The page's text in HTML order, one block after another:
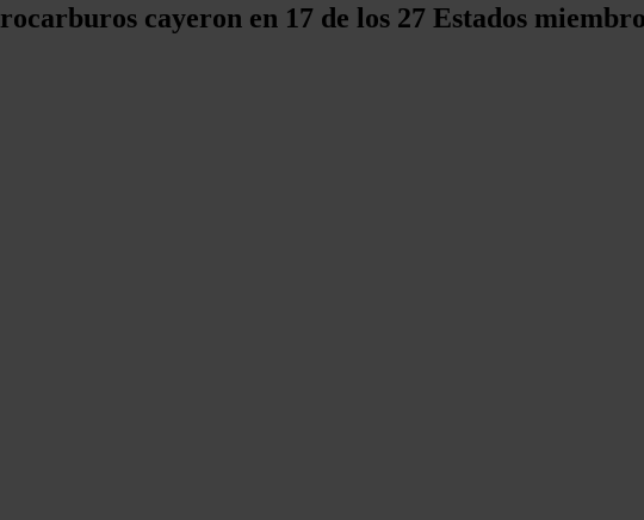
cayeron en 17 de los 27 Estados